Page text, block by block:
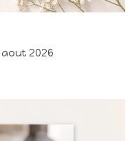
2026